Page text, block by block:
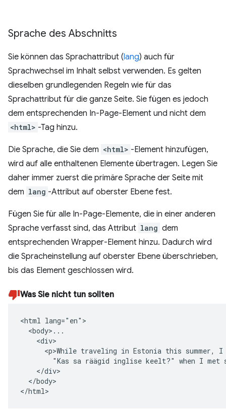
Sprache des Abschnitts
Sie können das Sprachattribut (lang) auch für
Sprachwechsel im Inhalt selbst verwenden. Es gelten
dieselben grundlegenden Regeln wie für das
Sprachattribut für die ganze Seite. Sie fügen es jedoch
dem entsprechenden In-Page-Element und nicht dem
<html> -Tag hinzu.
Die Sprache, die Sie dem <html> -Element hinzufügen,
wird auf alle enthaltenen Elemente übertragen. Legen Sie
daher immer zuerst die primäre Sprache der Seite mit
dem lang -Attribut auf oberster Ebene fest.
Fügen Sie für alle In-Page-Elemente, die in einer anderen
Sprache verfasst sind, das Attribut lang dem
entsprechenden Wrapper-Element hinzu. Dadurch wird
die Spracheinstellung auf oberster Ebene überschrieben,
bis das Element geschlossen wird.
Was Sie nicht tun sollten
<html lang="en">
  <body>...
    <div>
<p>While traveling in Estonia this summer, I
"Kas sa räägid inglise keelt?" when I met
    </div>
  </body>
</html>